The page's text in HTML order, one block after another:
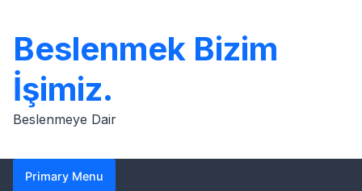
content
Beslenmek Bizim
İşimiz.
Beslenmeye Dair
Primary Menu